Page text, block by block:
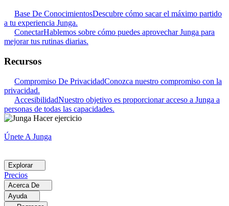
Base De ConocimientosDescubre cómo sacar el máximo partido
a tu experiencia Junga.
ConectarHablemos sobre cómo puedes aprovechar Junga para
mejorar tus rutinas diarias.
Recursos
Compromiso De PrivacidadConozca nuestro compromiso con la
privacidad.
AccesibilidadNuestro objetivo es proporcionar acceso a Junga a
personas de todas las capacidades.
Únete A Junga
Explorar
Precios
Acerca De
Ayuda